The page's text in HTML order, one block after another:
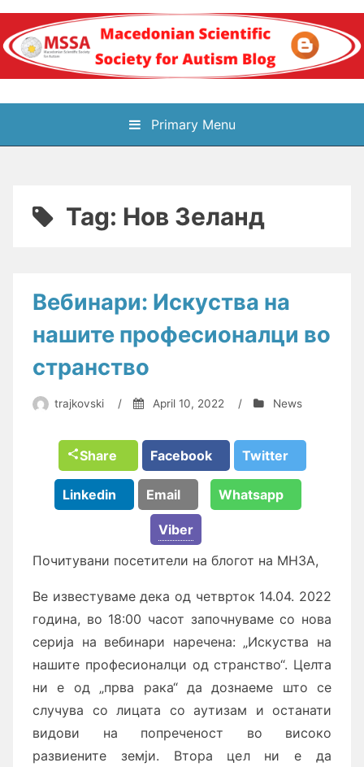
Skip
content
Блог на
Македонското научно
здружение за
Primary Menu
Tag: Нов Зеланд
Вебинари: Искуства на
нашите професионалци во
странство
trajkovski / April 10, 2022 / News
Share Facebook Twitter
Linkedin Email Whatsapp
Viber
Почитувани посетители на блогот на МНЗА,
Ве известуваме дека од четврток 14.04. 2022
година, во 18:00 часот започнуваме со нова
серија на вебинари наречена: „Искуства на
нашите професионалци од странство“. Целта
ни е од „прва рака“ да дознаеме што се
случува со лицата со аутизам и останати
видови на попреченост во високо
развиените земји. Втора цел ни е да